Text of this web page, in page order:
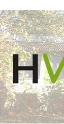
Inhalt
springen